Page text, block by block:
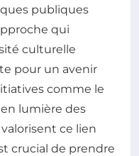
publiques
qui
culturelle
pour un avenir
comme le
lumière des
ce lien
crucial de prendre